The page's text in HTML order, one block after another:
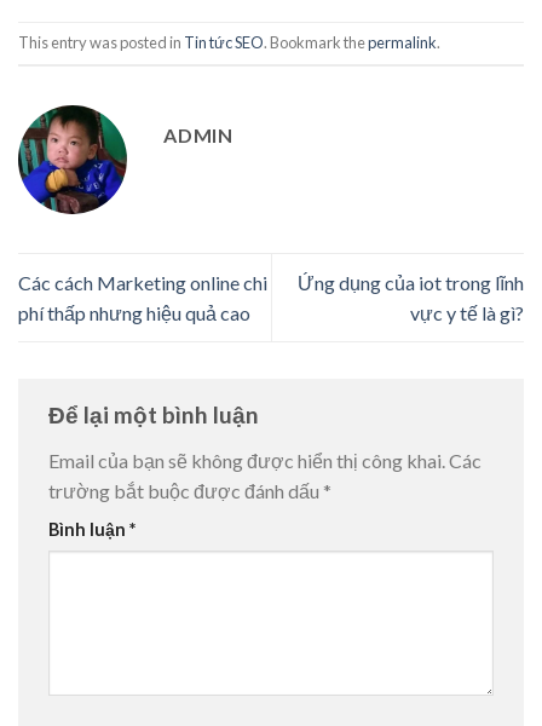
This entry was posted in Tin tức SEO. Bookmark thepermalink.
ADMIN
Các cách Marketing online chi
phí thấp nhưng hiệu quả cao
Ứng dụng của iot trong lĩnh
vực y tế là gì?
Để lại một bình luận
Email của bạn sẽ không được hiển thị công khai.Các
trường bắt buộc được đánh dấu *
Bình luận *